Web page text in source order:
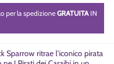
per la spedizioneGRATUITA IN
Sparrow ritrae l'iconico pirata